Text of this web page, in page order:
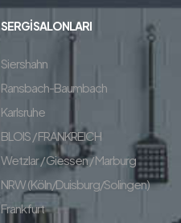
SERGI SALONLARI
Siershahn
Ransbach-Baumbach
Karlsruhe
BLOIS / FRANKREICH
Wetzlar / Giessen / Marburg
NRW (Köln/Duisburg/Solingen)
Frankfurt